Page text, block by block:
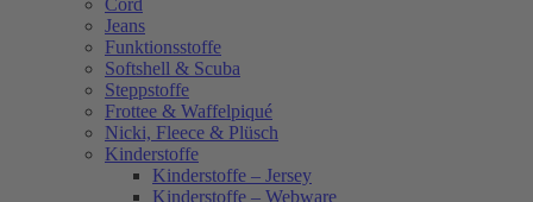
Jeans
Funktionsstoffe
Softshell & Scuba
Steppstoffe
Frottee & Waffelpiqué
Nicki, Fleece & Plüsch
Kinderstoffe
Kinderstoffe – Jersey
Kinderstoffe – Webware